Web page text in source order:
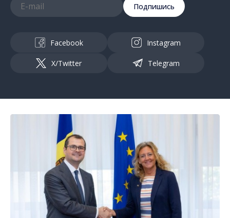
Подпишись
Facebook Instagram
X/Twitter Telegram